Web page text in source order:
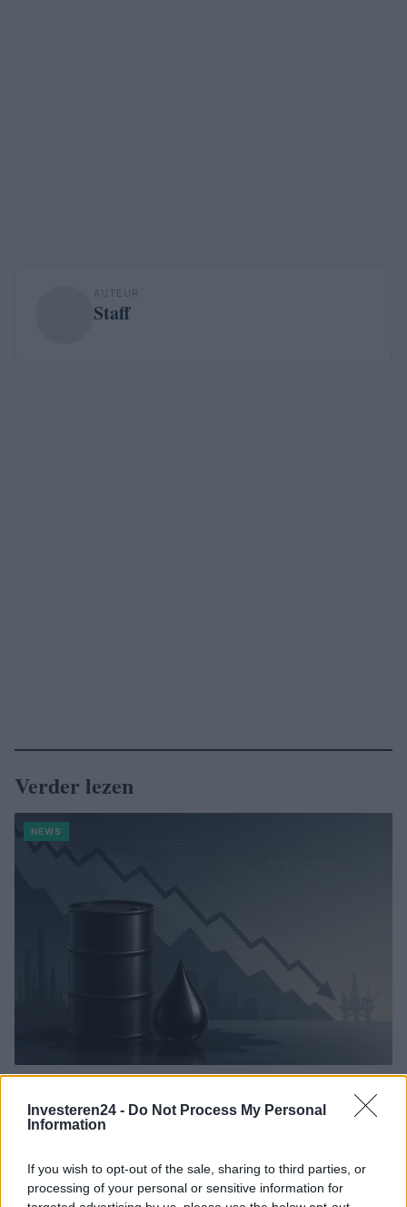
Investeren24 - Do Not Process My Personal
Information
If you wish to opt-out of the sale, sharing to third parties, or
processing of your personal or sensitive information for
AUTEUR
Staff
Verder lezen
NEWS
grondstoffenprijzen
Sanne De Vries · 7 aug 2026
NEWS